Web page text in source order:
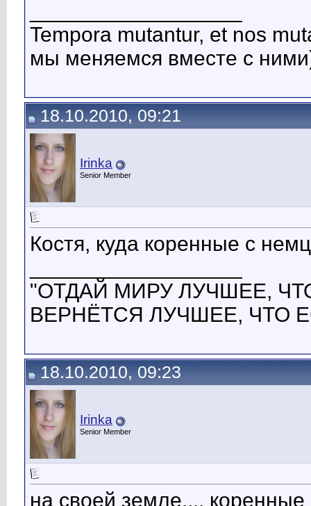
Tempora mutantur, et nos
мы меняемся вместе с
18.10.2010, 09:21
Irinka
Senior Member
Костя, куда коренные с
"ОТДАЙ МИРУ ЛУЧШЕЕ,
ВЕРНЁТСЯ ЛУЧШЕЕ, ЧТО
18.10.2010, 09:23
Irinka
Senior Member
на своей земле....